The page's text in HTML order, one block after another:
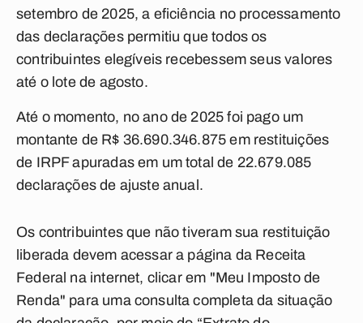
setembro de 2025, a eficiência no processamento
das declarações permitiu que todos os
contribuintes elegíveis recebessem seus valores
até o lote de agosto.
Até o momento, no ano de 2025 foi pago um
montante de R$ 36.690.346.875 em restituições
de IRPF apuradas em um total de 22.679.085
declarações de ajuste anual.
Os contribuintes que não tiveram sua restituição
liberada devem acessar a página da Receita
Federal na internet, clicar em "Meu Imposto de
Renda" para uma consulta completa da situação